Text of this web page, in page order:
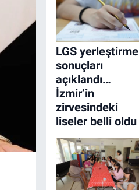
LGS yerleştirme
sonuçları
açıklandı…
İzmir’in
zirvesindeki
liseler belli oldu